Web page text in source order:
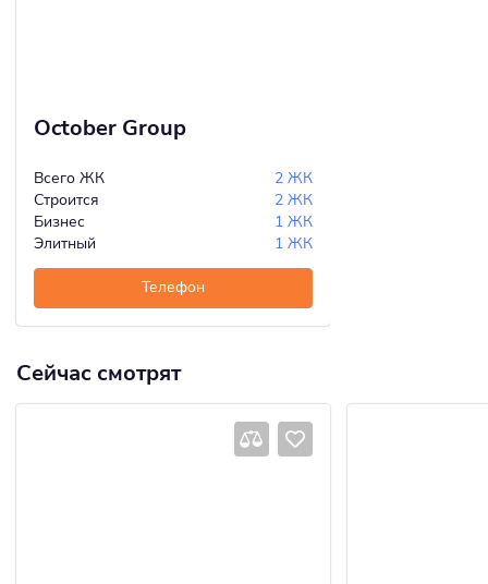
October Group
Всего ЖК
2 ЖК
Строится
2 ЖК
Бизнес
1 ЖК
Элитный
1 ЖК
Телефон
Сейчас смотрят